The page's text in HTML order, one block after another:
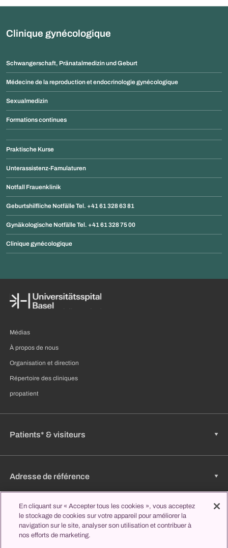
Clinique gynécologique
Schwangerschaft, Pränatalmedizin und Geburt
Médecine de la reproduction et endocrinologie gynécologique
Sexualmedizin
Formations continues
Praktische Kurse
Unterassistenz-Famulaturen
Notfall Frauenklinik
Geburtshilfliche Notfälle Tel. +41 61 328 63 81
Gynäkologische Notfälle Tel. +41 61 328 75 00
Clinique gynécologique
Médias
À propos de nous
Organisation et direction
Répertoire des cliniques
propatient
Patients* & visiteurs
Adresse de référence
Emplois & carrière
En cliquant sur « Accepter tous les cookies », vous acceptez
le stockage de cookies sur votre appareil pour améliorer la
navigation sur le site, analyser son utilisation et contribuer à
nos efforts de marketing.